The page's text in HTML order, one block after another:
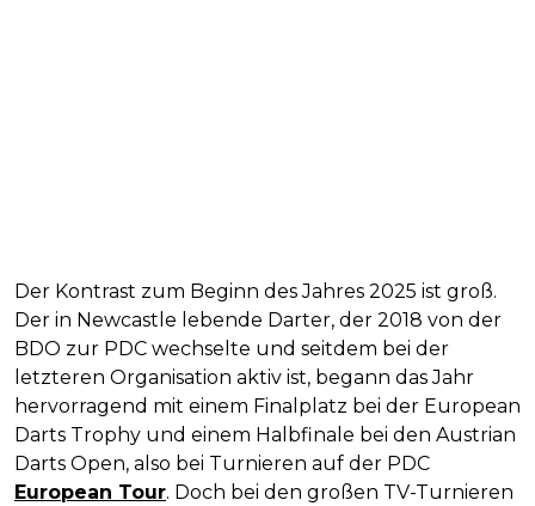
Der Kontrast zum Beginn des Jahres 2025 ist groß.
Der in Newcastle lebende Darter, der 2018 von der
BDO zur PDC wechselte und seitdem bei der
letzteren Organisation aktiv ist, begann das Jahr
hervorragend mit einem Finalplatz bei der European
Darts Trophy und einem Halbfinale bei den Austrian
Darts Open, also bei Turnieren auf der PDC
European Tour. Doch bei den großen TV-Turnieren